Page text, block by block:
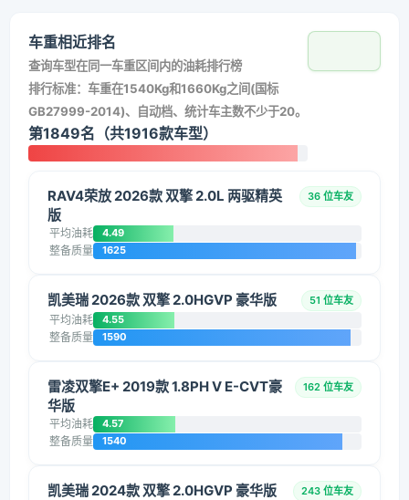
车重相近排名
查询车型在同一车重区间内的油耗排行榜
排行标准：车重在1540Kg和1660Kg之间(国标
GB27999-2014)、自动档、统计车主数不少于20。
第1849名（共1916款车型）
RAV4荣放 2026款 双擎 2.0L 两驱精英
版
36 位车友
平均油耗 4.49
整备质量 1625
凯美瑞 2026款 双擎 2.0HGVP 豪华版 51 位车友
平均油耗 4.55
整备质量 1590
雷凌双擎E+ 2019款 1.8PH V E-CVT豪
华版
162 位车友
平均油耗 4.57
整备质量 1540
凯美瑞 2024款 双擎 2.0HGVP 豪华版 243 位车友